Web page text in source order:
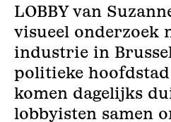
LOBBY van
visueel onderzoek
industrie in
politieke
komen dagelijks
lobbyisten samen